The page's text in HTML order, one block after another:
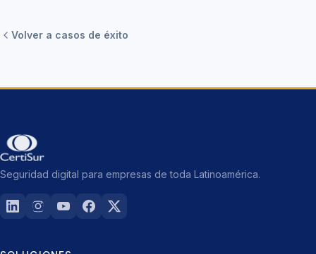
Volver a casos de éxito
Seguridad digital para empresas de toda Latinoamérica.